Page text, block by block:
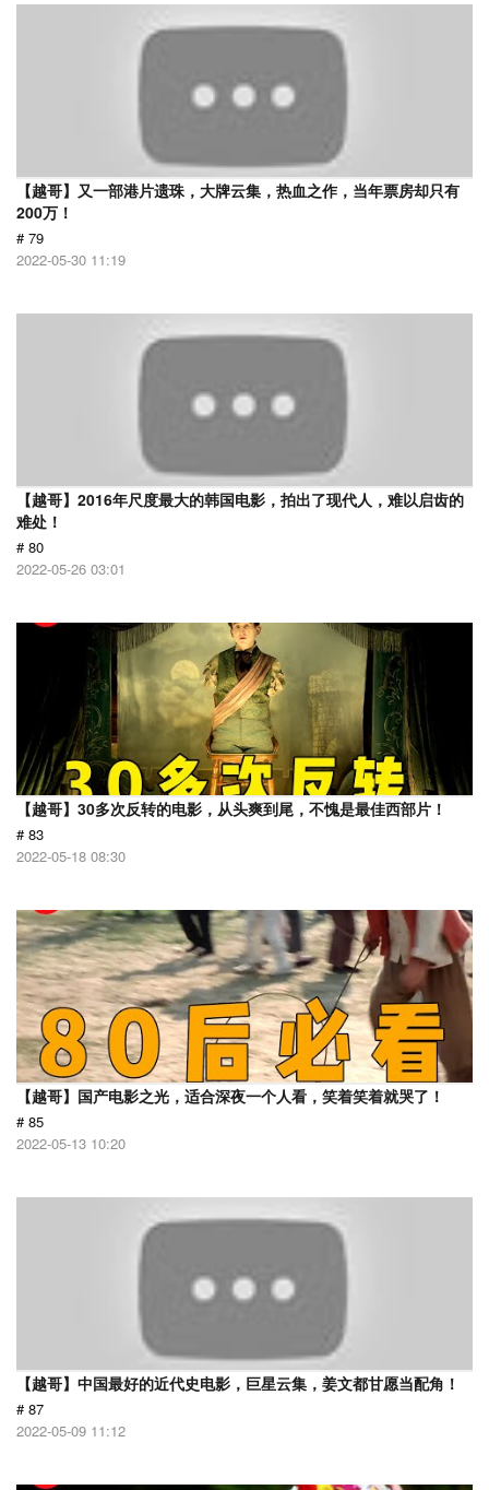
【越哥】又一部港片遗珠，大牌云集，热血之作，当年票房却只有
200万！
# 79
2022-05-30 11:19
【越哥】2016年尺度最大的韩国电影，拍出了现代人，难以启齿的
难处！
# 80
2022-05-26 03:01
【越哥】30多次反转的电影，从头爽到尾，不愧是最佳西部片！
# 83
2022-05-18 08:30
【越哥】国产电影之光，适合深夜一个人看，笑着笑着就哭了！
# 85
2022-05-13 10:20
【越哥】中国最好的近代史电影，巨星云集，姜文都甘愿当配角！
# 87
2022-05-09 11:12